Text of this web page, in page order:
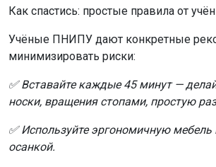
Как спастись: простые правила от
Учёные ПНИПУ дают конкретные
минимизировать риски:
✅ Вставайте каждые 45 минут —
носки, вращения стопами, простую
✅ Используйте эргономичную мебель
осанкой.